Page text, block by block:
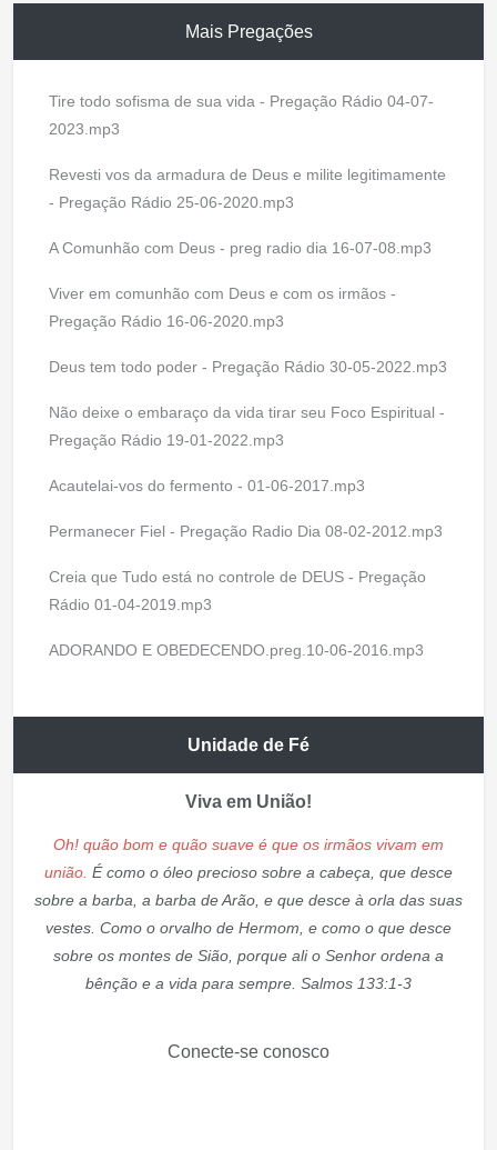
Mais Pregações
Tire todo sofisma de sua vida - Pregação Rádio 04-07-
2023.mp3
Revesti vos da armadura de Deus e milite legitimamente
- Pregação Rádio 25-06-2020.mp3
A Comunhão com Deus - preg radio dia 16-07-08.mp3
Viver em comunhão com Deus e com os irmãos -
Pregação Rádio 16-06-2020.mp3
Deus tem todo poder - Pregação Rádio 30-05-2022.mp3
Não deixe o embaraço da vida tirar seu Foco Espiritual -
Pregação Rádio 19-01-2022.mp3
Acautelai-vos do fermento - 01-06-2017.mp3
Permanecer Fiel - Pregação Radio Dia 08-02-2012.mp3
Creia que Tudo está no controle de DEUS - Pregação
Rádio 01-04-2019.mp3
ADORANDO E OBEDECENDO.preg.10-06-2016.mp3
Unidade de Fé
Viva em União!
Oh! quão bom e quão suave é que os irmãos vivam em
união. É como o óleo precioso sobre a cabeça, que desce
sobre a barba, a barba de Arão, e que desce à orla das suas
vestes. Como o orvalho de Hermom, e como o que desce
sobre os montes de Sião, porque ali o Senhor ordena a
bênção e a vida para sempre. Salmos 133:1-3
Conecte-se conosco